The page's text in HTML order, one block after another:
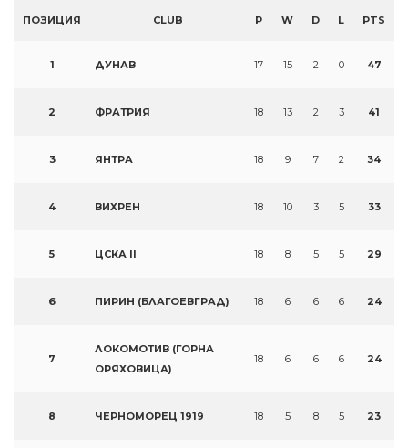
ПОЗИЦИЯ CLUB P W D L PTS
1 ДУНАВ 17 15 2 0 47
2 ФРАТРИЯ 18 13 2 3 41
3 ЯНТРА 18 9 7 2 34
4 ВИХРЕН 18 10 3 5 33
5 ЦСКА II 18 8 5 5 29
6 ПИРИН (БЛАГОЕВГРАД) 18 6 6 6 24
7
ЛОКОМОТИВ (ГОРНА
ОРЯХОВИЦА)
18 6 6 6 24
8 ЧЕРНОМОРЕЦ 1919 18 5 8 5 23